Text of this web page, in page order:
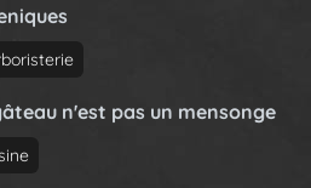
P
a
e
n'est pas un mensonge